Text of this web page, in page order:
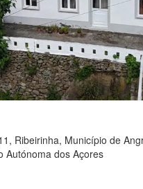
Ribeirinha, Município de
Autónoma dos Açores